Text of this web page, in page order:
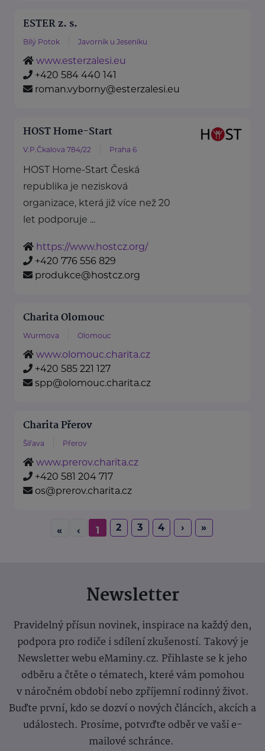
ESTER z. s.
Bílý Potok Javorník u Jeseníku
www.esterzalesi.eu
+420 584 440 141
roman.vyborny@esterzalesi.eu
HOST Home-Start
V.P.Čkalova 784/22 Praha 6
HOST Home-Start Česká
republika je nezisková
organizace, která již více než 20
let podporuje ...
https://www.hostcz.org/
+420 776 556 829
produkce@hostcz.org
Charita Olomouc
Wurmova Olomouc
www.olomouc.charita.cz
+420 585 221 127
spp@olomouc.charita.cz
Charita Přerov
Šířava Přerov
www.prerov.charita.cz
+420 581 204 717
os@prerov.charita.cz
« ‹ 1 2 3 4 › »
Newsletter
Pravidelný přísun novinek, inspirace na každý den,
podpora pro rodiče i sdílení zkušeností. Takový je
Newsletter webu eMaminy.cz. Přihlaste se k jeho
odběru a čtěte o tématech, které vám pomohou
v náročném období nebo zpříjemní rodinný život.
Buďte první, kdo se dozví o nových článcích, akcích a
událostech. Prosíme, potvrďte odběr ve vaší e-
mailové schránce.